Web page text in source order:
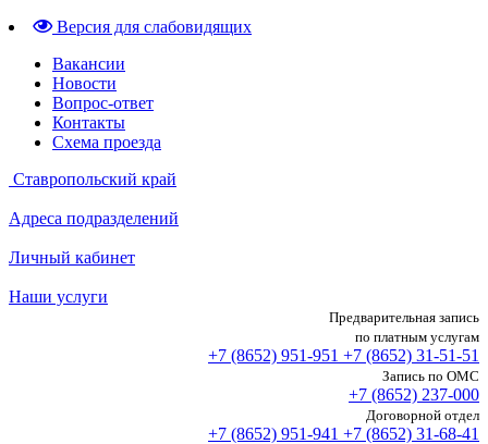
Версия для слабовидящих
Вакансии
Новости
Вопрос-ответ
Контакты
Схема проезда
Ставропольский край
Адреса подразделений
Личный кабинет
Наши услуги
Предварительная запись
по платным услугам
+7 (8652) 951-951 +7 (8652) 31-51-51
Запись по ОМС
+7 (8652) 237-000
Договорной отдел
+7 (8652) 951-941 +7 (8652) 31-68-41